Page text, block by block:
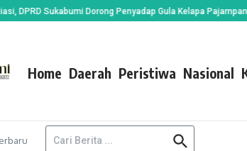
Sukabumi Dorong Penyadap Gula Kelapa Pajampangan
Home Daerah Peristiwa Nasional